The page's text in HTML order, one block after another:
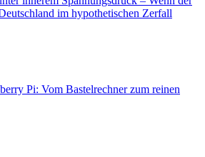
im hypothetischen Zerfall
Pi: Vom Bastelrechner zum reinen